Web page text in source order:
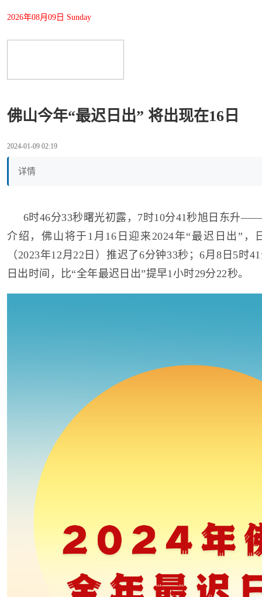
2026年08月09日 Sunday
佛山今年“最迟日出” 将出现在16日
2024-01-09 02:19
详情
6时46分33秒曙光初露，7时10分41秒旭日东升
介绍，佛山将于1月16日迎来2024年“最迟日出”，
（2023年12月22日）推迟了6分钟33秒；6月8日5时
日出时间，比“全年最迟日出”提早1小时29分22秒。